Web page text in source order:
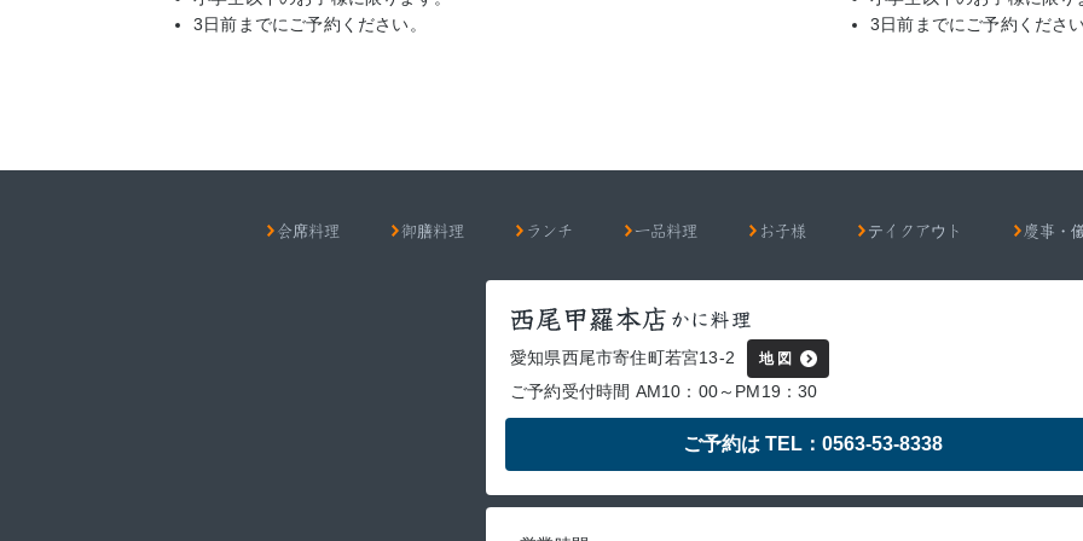
3日前までにご予約ください。
3日前までにご予約ください
会席料理 御膳料理 ランチ 一品料理 お子様 テイクアウト 慶事・
愛知県西尾市寄住町若宮13-2 地 図
ご予約受付時間 AM10：00～PM19：30
ご予約は TEL：0563-53-8338